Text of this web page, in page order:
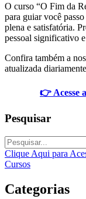
O curso “O Fim da
para guiar você
plena e satisfatória.
pessoal significativo
Confira também a
atualizada
👉 Acesse
Pesquisar
Clique Aqui para
Cursos
Categorias